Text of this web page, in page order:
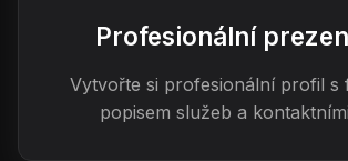
Profesionální
Vytvořte si profesionální profil s
popisem služeb a